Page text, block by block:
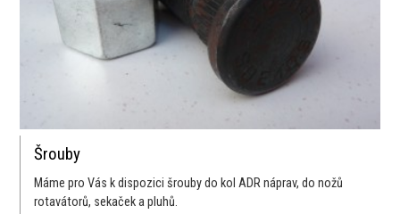
Šrouby
Máme pro Vás k dispozici šrouby do kol ADR náprav, do nožů
rotavátorů, sekaček a pluhů.